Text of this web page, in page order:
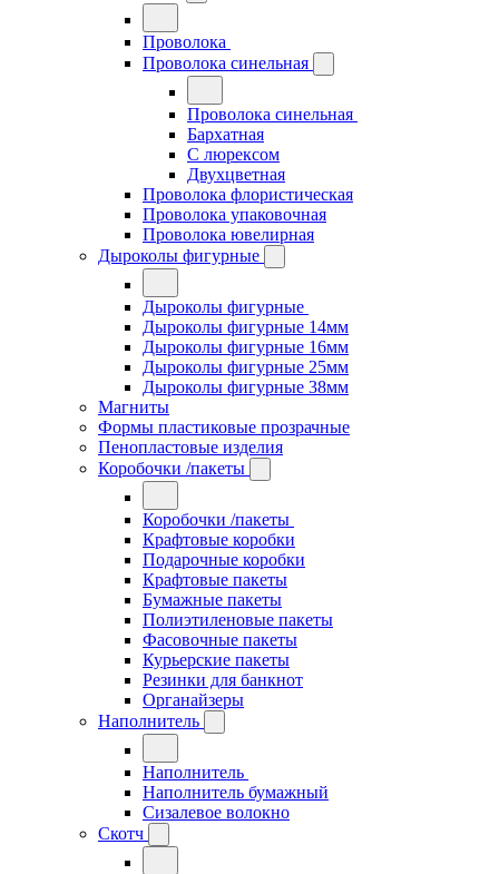
Проволока
Проволока синельная
Проволока синельная
Бархатная
С люрексом
Двухцветная
Проволока флористическая
Проволока упаковочная
Проволока ювелирная
Дыроколы фигурные
Дыроколы фигурные
Дыроколы фигурные 14мм
Дыроколы фигурные 16мм
Дыроколы фигурные 25мм
Дыроколы фигурные 38мм
Магниты
Формы пластиковые прозрачные
Пенопластовые изделия
Коробочки /пакеты
Коробочки /пакеты
Крафтовые коробки
Подарочные коробки
Крафтовые пакеты
Бумажные пакеты
Полиэтиленовые пакеты
Фасовочные пакеты
Курьерские пакеты
Резинки для банкнот
Органайзеры
Наполнитель
Наполнитель
Наполнитель бумажный
Сизалевое волокно
Скотч